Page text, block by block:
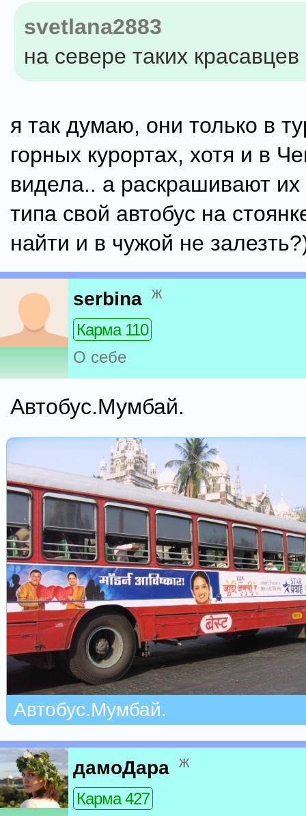
svetlana2883
на севере таких красавцев
я так думаю, они только в
горных курортах, хотя и в
видела.. а раскрашивают их
типа свой автобус на
найти и в чужой не
serbina ж
Карма 110
О себе
Автобус.Мумбай.
Автобус.Мумбай.
дамоДара ж
Карма 427